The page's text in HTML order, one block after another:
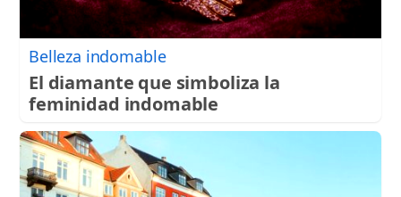
Belleza indomable
El diamante que simboliza la
feminidad indomable